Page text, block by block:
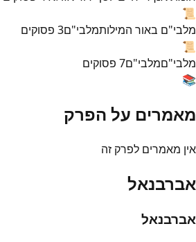
📜
מלבי"ם באור המילותמלבי"ם3 פסוקים
📜
מלבי"םמלבי"ם7 פסוקים
📚
מאמרים על הפרק
אין מאמרים לפרק זה
אברבנאל
אברבנאל